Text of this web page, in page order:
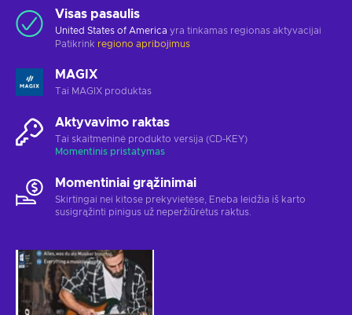
Visas pasaulis
United States of America yra tinkamas regionas aktyvacijai
Patikrink regiono apribojimus
MAGIX
Tai MAGIX produktas
Aktyvavimo raktas
Tai skaitmeninė produkto versija (CD-KEY)
Momentinis pristatymas
Momentiniai grąžinimai
Skirtingai nei kitose prekyvietėse, Eneba leidžia iš karto
susigrąžinti pinigus už neperžiūrėtus raktus.